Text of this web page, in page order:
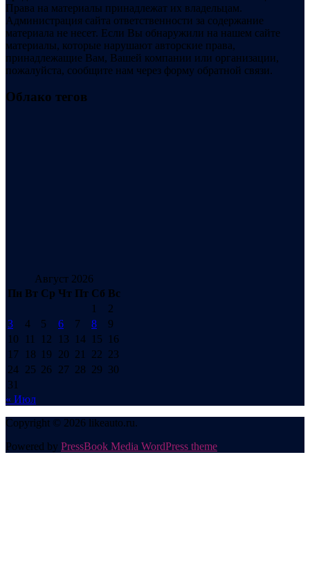
Права на материалы принадлежат их владельцам.
Администрация сайта ответственности за содержание
материала не несет. Если Вы обнаружили на нашем сайте
материалы, которые нарушают авторские права,
принадлежащие Вам, Вашей компании или организации,
пожалуйста, сообщите нам через форму обратной связи.
Облако тегов
Август 2026
Пн Вт Ср Чт Пт Сб Вс
1
2
3
4 5 6 7 8
9
10
11 12 13 14 15
16
17
18 19 20 21 22 23
24 25 26 27 28 29 30
31
« Июл
Copyright © 2026 likeauto.ru.
Powered by PressBook Media WordPress theme